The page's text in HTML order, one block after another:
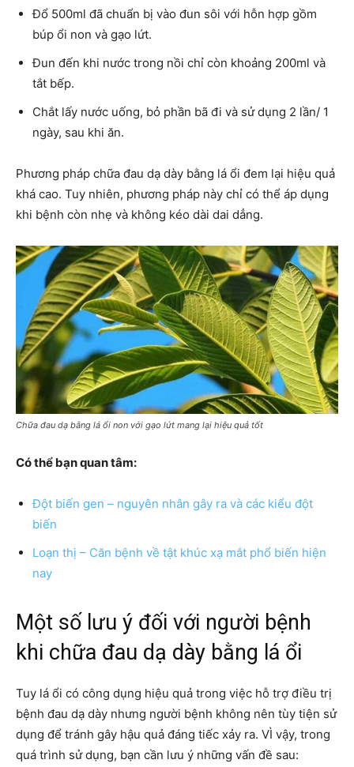
Đổ 500ml đã chuẩn bị vào đun sôi với hỗn hợp gồm
búp ổi non và gạo lứt.
Đun đến khi nước trong nồi chỉ còn khoảng 200ml và
tắt bếp.
Chắt lấy nước uống, bỏ phần bã đi và sử dụng 2 lần/ 1
ngày, sau khi ăn.
Phương pháp chữa đau dạ dày bằng lá ổi đem lại hiệu quả
khá cao. Tuy nhiên, phương pháp này chỉ có thể áp dụng
khi bệnh còn nhẹ và không kéo dài dai dẳng.
Chữa đau dạ bằng lá ổi non với gạo lứt mang lại hiệu quả tốt
Có thể bạn quan tâm:
Đột biến gen – nguyên nhân gây ra và các kiểu đột
biến
Loạn thị – Căn bệnh về tật khúc xạ mắt phổ biến hiện
nay
Một số lưu ý đối với người bệnh
khi chữa đau dạ dày bằng lá ổi
Tuy lá ổi có công dụng hiệu quả trong việc hỗ trợ điều trị
bệnh đau dạ dày nhưng người bệnh không nên tùy tiện sử
dụng để tránh gây hậu quả đáng tiếc xảy ra. VÌ vậy, trong
quá trình sử dụng, bạn cần lưu ý những vấn đề sau: